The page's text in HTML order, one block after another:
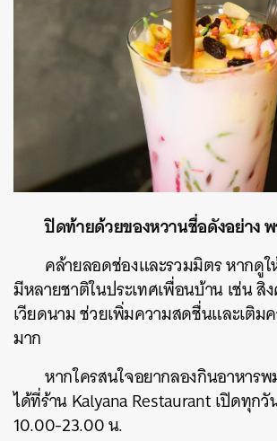
ปิดท้ายด้วยของหวานชื่อดังอย่าง
คล้ายลอดช่องและรวมมิตร หากดู
มีหลายชาติในประเทศเพื่อนบ้าน เช่น สิ
เวียดนาม ช่วยเพิ่มความสดชื่นและเติม
มาก
หากใครสนใจอยากลองกินอาหาร
ได้ที่ร้าน Kalyana Restaurant เปิดทุกวั
10.00-23.00 น.